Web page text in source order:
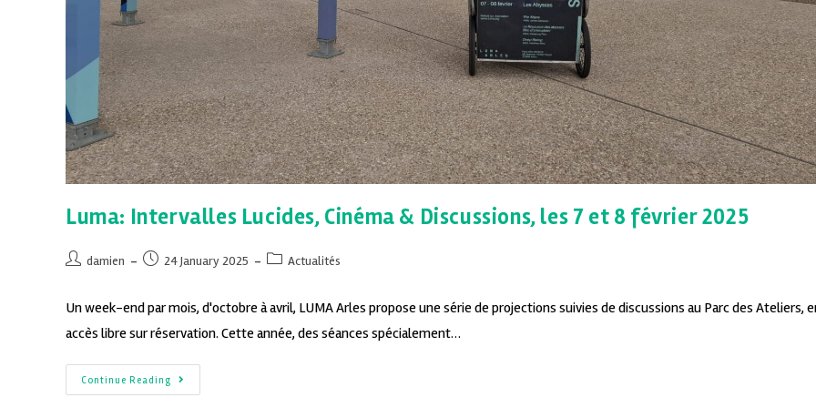
Luma: Intervalles Lucides, Cinéma & Discussions, les 7 et 8 février 2025
damien 24 January 2025 Actualités
Un week-end par mois, d'octobre à avril, LUMA Arles propose une série de projections suivies de discussions au Parc des Ateliers,
accès libre sur réservation. Cette année, des séances spécialement…
Continue Reading